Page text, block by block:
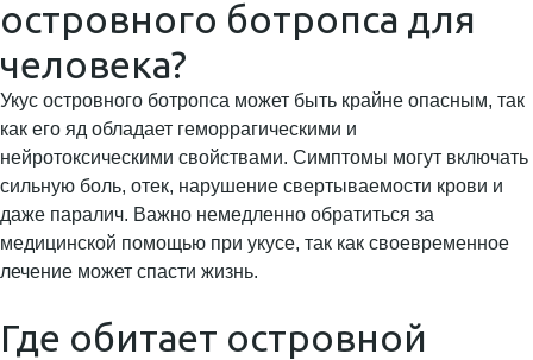
островного ботропса для
человека?
Укус островного ботропса может быть крайне опасным, так
как его яд обладает геморрагическими и
нейротоксическими свойствами. Симптомы могут включать
сильную боль, отек, нарушение свертываемости крови и
даже паралич. Важно немедленно обратиться за
медицинской помощью при укусе, так как своевременное
лечение может спасти жизнь.
Где обитает островной